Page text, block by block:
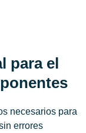
para el
necesarios para
errores